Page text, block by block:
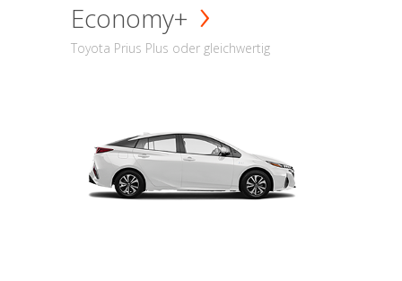
Economy+
Toyota Prius Plus oder gleichwertig